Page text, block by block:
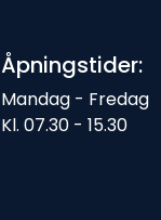
Åpningstider:
Mandag - Fredag
Kl. 07.30 - 15.30